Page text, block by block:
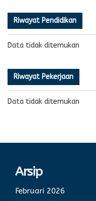
Riwayat Pendidikan
Data tidak ditemukan
Riwayat Pekerjaan
Data tidak ditemukan
Arsip
Februari 2026